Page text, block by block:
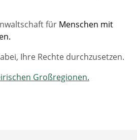
für Menschen mit
Ihre Rechte durchzusetzen.
Großregionen.